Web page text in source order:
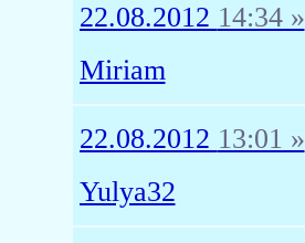
22.08.2012 14:34 »
Miriam
22.08.2012 13:01 »
Yulya32